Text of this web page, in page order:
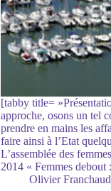
[tabby title=
approche, osons un tel
prendre en mains les
faire ainsi à l’Etat
L’assemblée des
2014 « Femmes
Olivier Franchaud